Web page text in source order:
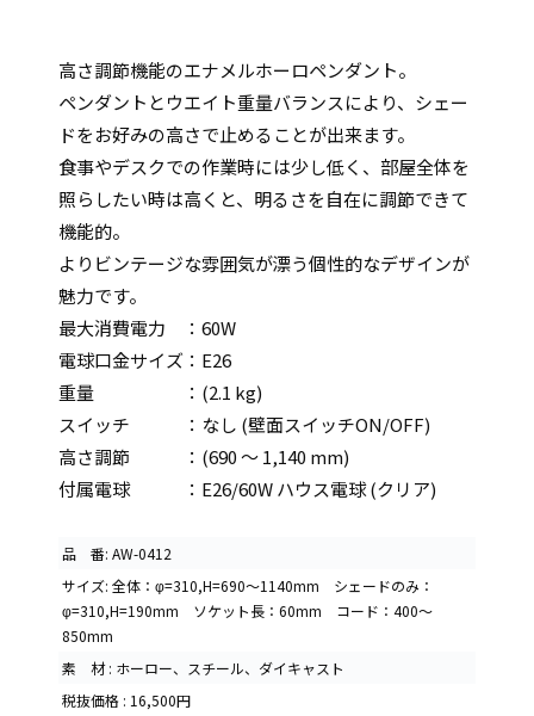
高さ調節機能のエナメルホーロペンダント。
ペンダントとウエイト重量バランスにより、シェー
ドをお好みの高さで止めることが出来ます。
食事やデスクでの作業時には少し低く、部屋全体を
照らしたい時は高くと、明るさを自在に調節できて
機能的。
よりビンテージな雰囲気が漂う個性的なデザインが
魅力です。
最大消費電力 ：60W
電球口金サイズ：E26
重量 ：(2.1 kg)
スイッチ ：なし (壁面スイッチON/OFF)
高さ調節 ：(690 ～ 1,140 mm)
付属電球 ：E26/60W ハウス電球 (クリア)
品 番: AW-0412
サイズ: 全体：φ=310,H=690〜1140mm シェードのみ：
φ=310,H=190mm ソケット長：60mm コード：400〜
850mm
素 材 : ホーロー、スチール、ダイキャスト
税抜価格 : 16,500円